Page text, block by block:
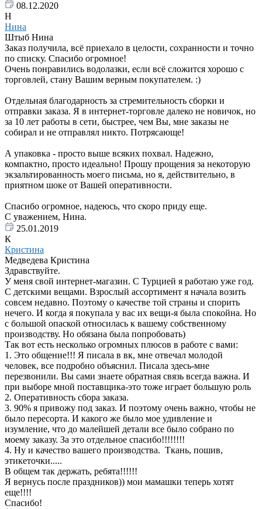
08.12.2020
Н
Нина
Штыб Нина
Заказ получила, всё приехало в целости, сохранности и точно
по списку. Спасибо огромное!
Очень понравились водолазки, если всё сложится хорошо с
торговлей, стану Вашим верным покупателем. :)
Отдельная благодарность за стремительность сборки и
отправки заказа. Я в интернет-торговле далеко не новичок, но
за 10 лет работы в сети, быстрее, чем Вы, мне заказы не
собирал и не отправлял никто. Потрясающе!
А упаковка - просто выше всяких похвал. Надежно,
компактно, просто идеально! Прошу прощения за некоторую
экзальтированность моего письма, но я, действительно, в
приятном шоке от Вашей оперативности.
Спасибо огромное, надеюсь, что скоро приду еще.
С уважением, Нина.
25.01.2019
К
Кристина
Медведева Кристина
Здравствуйте.
У меня свой интернет-магазин. С Турцией я работаю уже год.
С детскими вещами. Взрослый ассортимент я начала возить
совсем недавно. Поэтому о качестве той страны и спорить
нечего. И когда я покупала у вас их вещи-я была спокойна. Но
с большой опаской относилась к вашему собственному
производству. Но обязана была попробовать)
Так вот есть несколько огромных плюсов в работе с вами:
1. Это общение!!! Я писала в вк, мне отвечал молодой
человек, все подробно объяснил. Писала здесь-мне
перезвонили. Вы сами знаете обратная связь всегда важна. И
при выборе мной поставщика-это тоже играет большую роль
2. Оперативность сбора заказа.
3. 90% я привожу под заказ. И поэтому очень важно, чтобы не
было пересорта. И какого же было мое удивление и
изумление, что до малейшей детали все было собрано по
моему заказу. За это отдельное спасибо!!!!!!!!
4. Ну и качество вашего производства. Ткань, пошив,
этикеточки.....
В общем так держать, ребята!!!!!!
Я вернусь после праздников)) мои мамашки теперь хотят
еще!!!!
Спасибо!